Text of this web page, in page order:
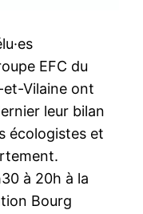
EFC du
et-Vilaine ont
leur bilan
écologistes et
à 20h à la
Bourg